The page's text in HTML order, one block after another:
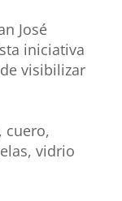
José
iniciativa
visibilizar
cuero,
vidrio